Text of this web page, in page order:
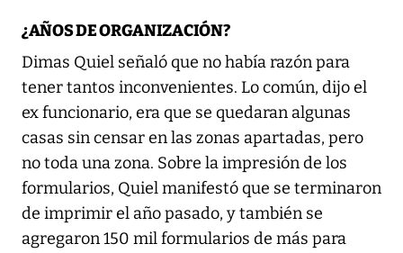
¿AÑOS DE ORGANIZACIÓN?
Dimas Quiel señaló que no había razón para
tener tantos inconvenientes. Lo común, dijo el
ex funcionario, era que se quedaran algunas
casas sin censar en las zonas apartadas, pero
no toda una zona. Sobre la impresión de los
formularios, Quiel manifestó que se terminaron
de imprimir el año pasado, y también se
agregaron 150 mil formularios de más para